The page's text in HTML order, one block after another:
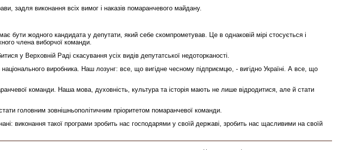
задля виконання всіх вимог і наказів помаранчевого майдану.
бути жодного кандидата у депутати, який себе скомпрометував. Це в однаковій мірі стосується і
члена виборчої команди.
у Верховній Раді скасування усіх видів депутатської недоторканості.
виробника. Наш лозунг: все, що вигідне чесному підприємцю, - вигідно Україні. А все, що
команди. Наша мова, духовність, культура та історія мають не лише відродитися, але й стати
головним зовнішньополітичним пріоритетом помаранчевої команди.
виконання такої програми зробить нас господарями у своїй державі, зробить нас щасливими на своїй